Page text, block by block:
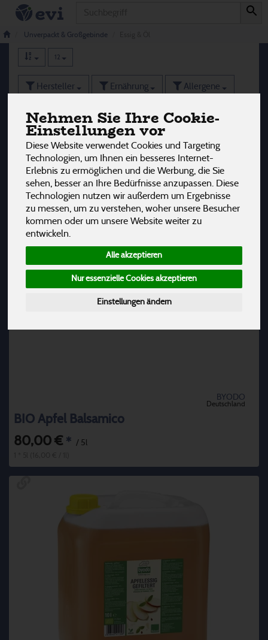
Nehmen Sie Ihre Cookie-
Einstellungen vor
Diese Website verwendet Cookies und Targeting
Technologien, um Ihnen ein besseres Internet-
Erlebnis zu ermöglichen und die Werbung, die Sie
sehen, besser an Ihre Bedürfnisse anzupassen. Diese
Technologien nutzen wir außerdem um Ergebnisse
zu messen, um zu verstehen, woher unsere Besucher
kommen oder um unsere Website weiter zu
entwickeln.
Alle akzeptieren
Nur essenzielle Cookies akzeptieren
Einstellungen ändern
Unverpackt & Großgebinde
Essig & Öl
12
Hersteller Ernährung Allergene
BYODO
Deutschland
BIO Apfel Balsamico
80,00 € * / 5l